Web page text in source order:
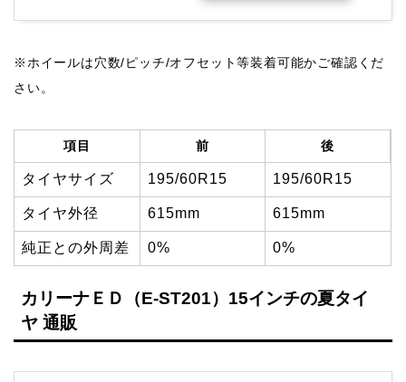
※ホイールは穴数/ピッチ/オフセット等装着可能かご確認くだ
さい。
項目 前 後
タイヤサイズ 195/60R15 195/60R15
タイヤ外径 615mm 615mm
純正との外周差 0% 0%
カリーナＥＤ（E-ST201）15インチの夏タイ
ヤ 通販